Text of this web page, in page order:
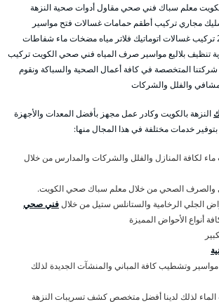
معلم سباك فني صحي مقاول أدوات صحية النزهة
مجاري تركيب أطقم حمامات غسالات فتح مواسير
الصرف الصحي خدمة 24/7 تركيب غسالات اتوماتيك فلاتر مياه مضخات ماء شفاطات
تنظيف بلاليع مواسير صرف المياه فني صحي الكويت تركيب
المتخصصة في كافة أعمال الصحية والسباكة ونقوم
والفلل والشركات
النزهة بالكويت وكادر عمل مجهز بأفضل المعدات والأجهزة
بتوفير خدمات مختلفة في هذا المجال منها:
لكافة المنازل والفلل والشركات والمدارس من خلال
والصرف الصحي من خلال معلم سباك صحي الكويت.
الجلي الرخامية والستانلس ستيل من خلالفني صحي
أنواع الأحواض المميزة
وتشطيب كافة المباني والمنشآت الجديدة لذلك
لذلك لدينا أفضل متخصص كشف تسريبات النزهة